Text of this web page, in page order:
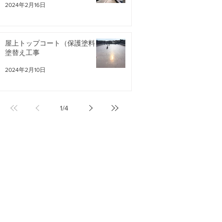
2024年2月16日
屋上トップコート（保護塗料）
塗替え工事
2024年2月10日
1/4